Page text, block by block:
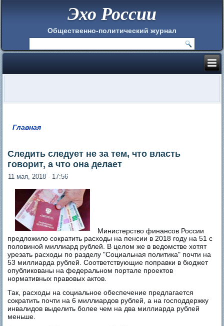
Эхо России
Общественно-политический журнал
Главная
Следить следует не за тем, что власть
говорит, а что она делает
11 мая, 2018 - 17:56
Министерство финансов России
предложило сократить расходы на пенсии в 2018 году на 51 с
половиной миллиард рублей. В целом же в ведомстве хотят
урезать расходы по разделу "Социальная политика" почти на
53 миллиарда рублей. Соответствующие поправки в бюджет
опубликованы на федеральном портале проектов
нормативных правовых актов.
Так, расходы на социальное обеспечение предлагается
сократить почти на 6 миллиардов рублей, а на господдержку
инвалидов выделить более чем на два миллиарда рублей
меньше.